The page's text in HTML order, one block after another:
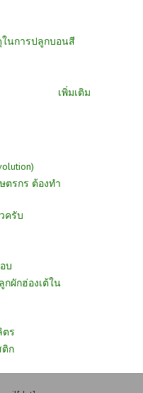
นการปลูกบอนสี
เพิ่มเติม
ตรกร ต้องทำ
ครับ
บ
กผักฮ่องเต้ใน
ตร
ติก